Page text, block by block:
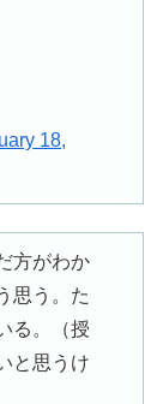
18,
方がわか
思う。た
る。（授
と思うけ